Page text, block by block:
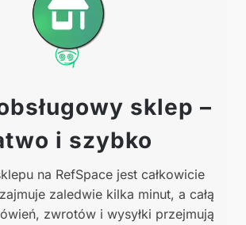
sklep –
i szybko
na RefSpace jest całkowicie
zaledwie kilka minut, a całą
zwrotów i wysyłki przejmują